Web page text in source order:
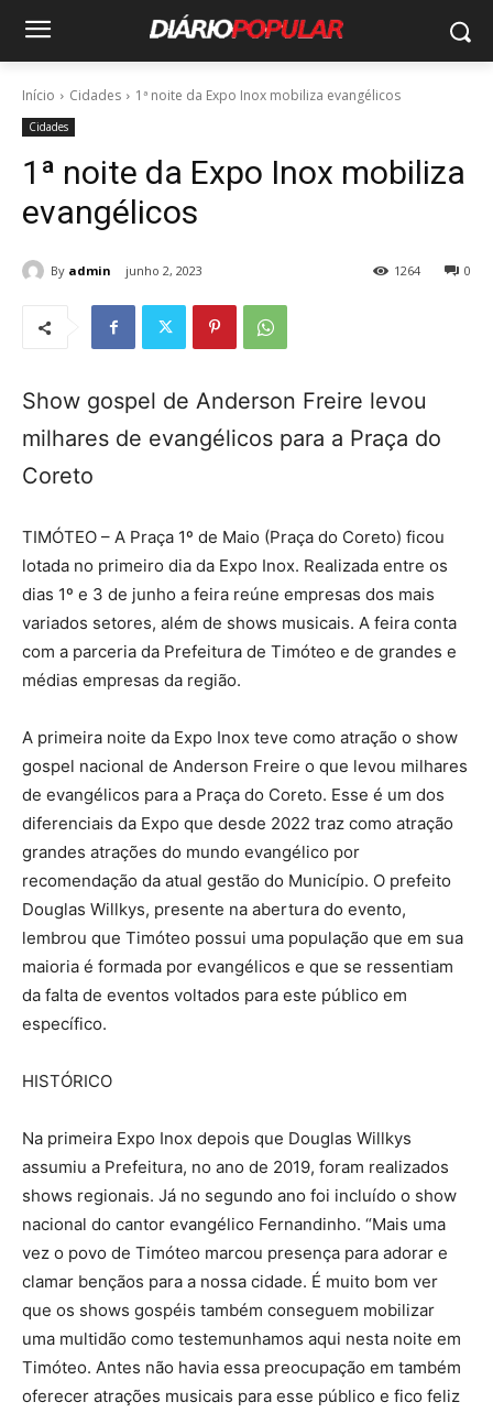
Início Cidades 1ª noite da Expo Inox mobiliza evangélicos
Cidades
1ª noite da Expo Inox mobiliza
evangélicos
By admin junho 2, 2023 0
1264
Show gospel de Anderson Freire levou
milhares de evangélicos para a Praça do
Coreto
TIMÓTEO – A Praça 1º de Maio (Praça do Coreto) ficou
lotada no primeiro dia da Expo Inox. Realizada entre os
dias 1º e 3 de junho a feira reúne empresas dos mais
variados setores, além de shows musicais. A feira conta
com a parceria da Prefeitura de Timóteo e de grandes e
médias empresas da região.
A primeira noite da Expo Inox teve como atração o show
gospel nacional de Anderson Freire o que levou milhares
de evangélicos para a Praça do Coreto. Esse é um dos
diferenciais da Expo que desde 2022 traz como atração
grandes atrações do mundo evangélico por
recomendação da atual gestão do Município. O prefeito
Douglas Willkys, presente na abertura do evento,
lembrou que Timóteo possui uma população que em sua
maioria é formada por evangélicos e que se ressentiam
da falta de eventos voltados para este público em
específico.
HISTÓRICO
Na primeira Expo Inox depois que Douglas Willkys
assumiu a Prefeitura, no ano de 2019, foram realizados
shows regionais. Já no segundo ano foi incluído o show
nacional do cantor evangélico Fernandinho. “Mais uma
vez o povo de Timóteo marcou presença para adorar e
clamar bençãos para a nossa cidade. É muito bom ver
que os shows gospéis também conseguem mobilizar
uma multidão como testemunhamos aqui nesta noite em
Timóteo. Antes não havia essa preocupação em também
oferecer atrações musicais para esse público e fico feliz